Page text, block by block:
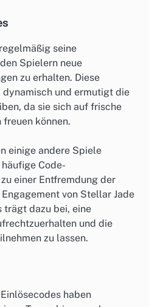
seine
Spielern neue
zu erhalten. Diese
und ermutigt die
da sie sich auf frische
können.
einige andere Spiele
Code-
einer Entfremdung der
von Stellar Jade
trägt dazu bei, eine
und die
zu lassen.
haben